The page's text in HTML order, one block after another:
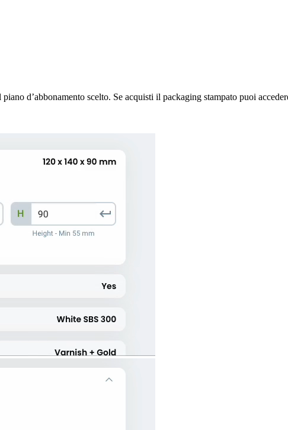
d’abbonamento scelto. Se acquisti il packaging stampato puoi